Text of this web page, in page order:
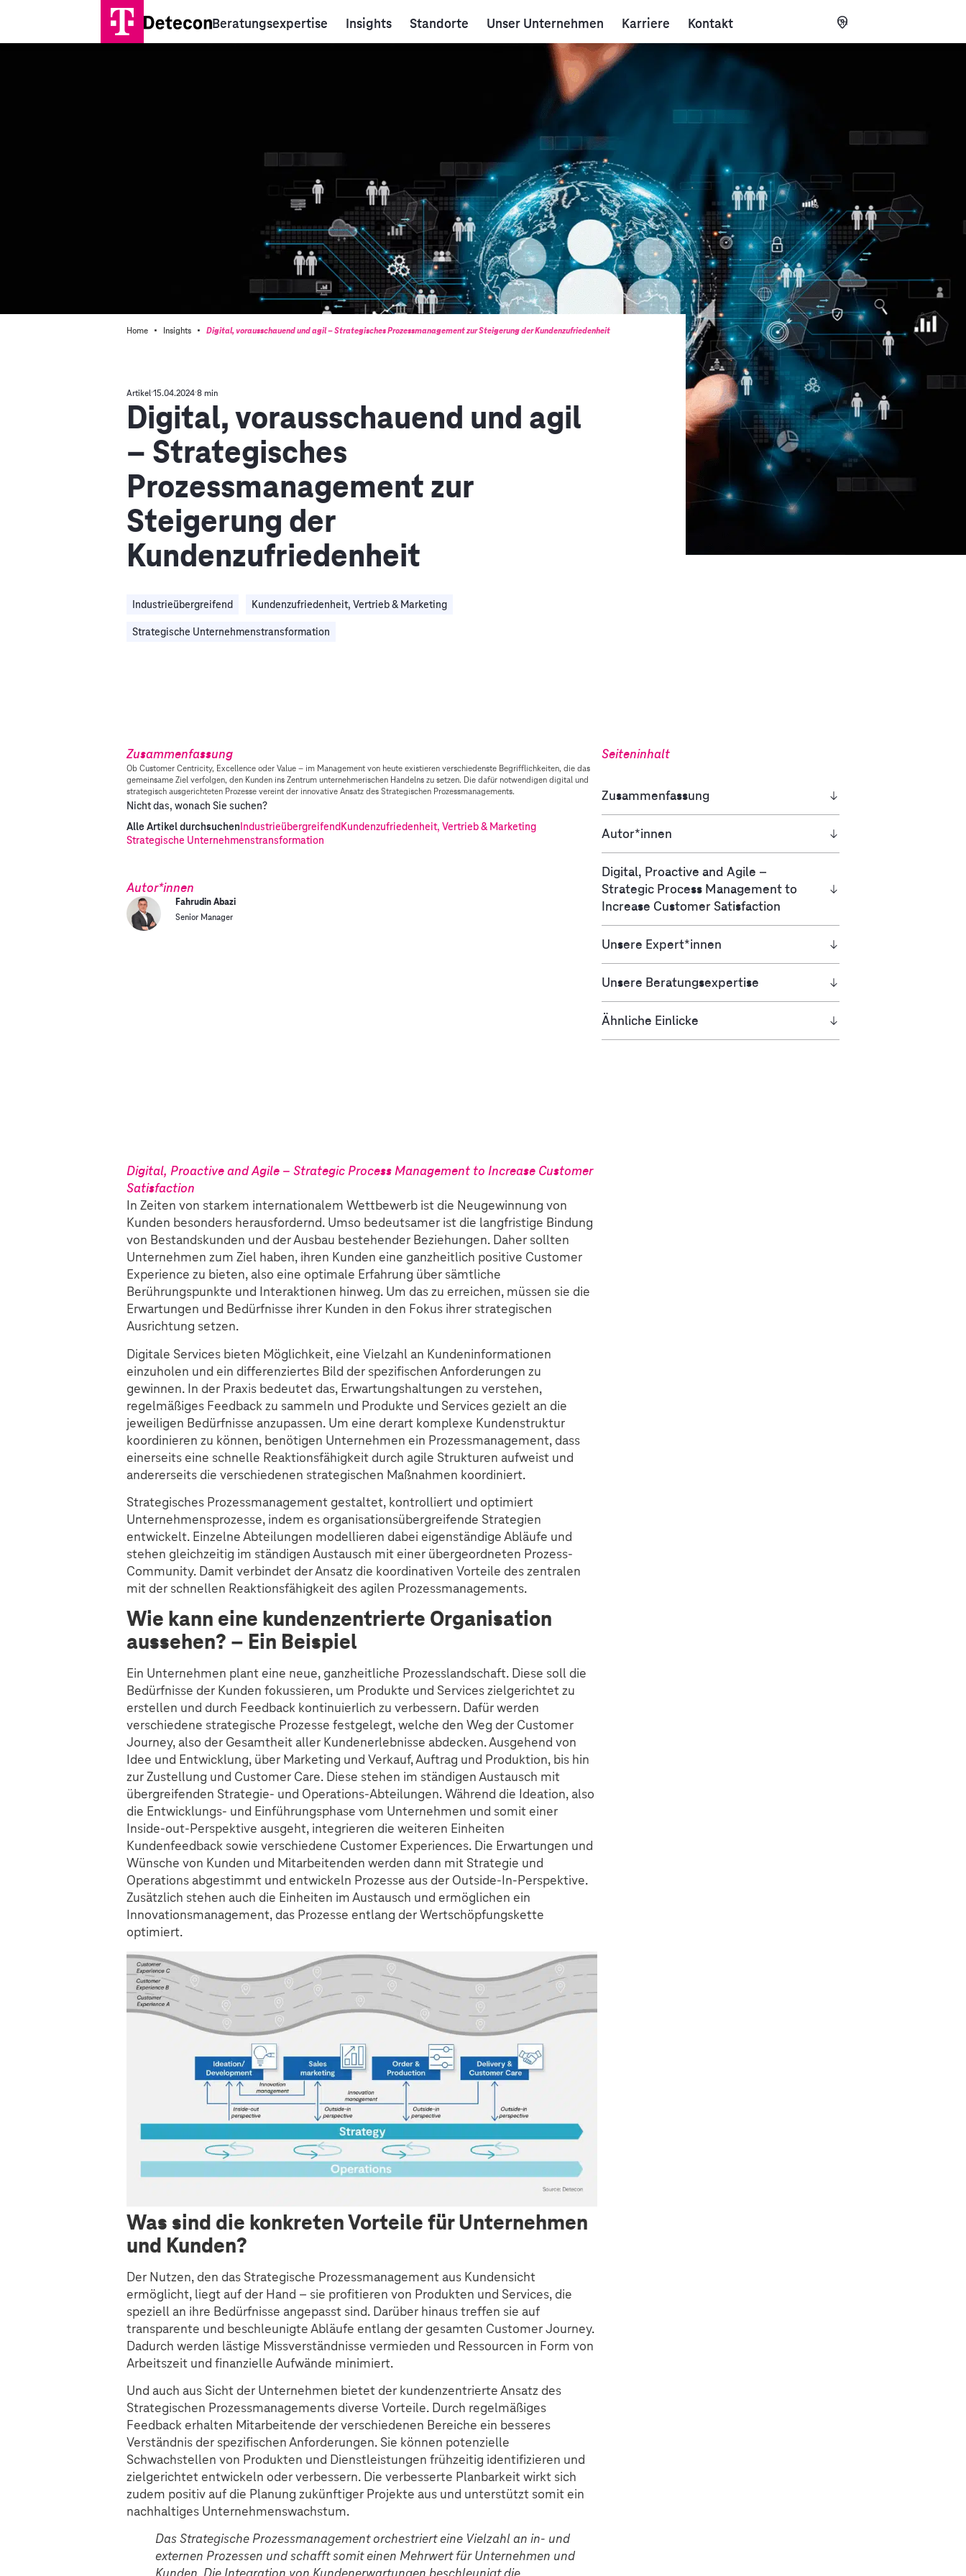
Beratungsexpertise Insights Standorte Unser Unternehmen Karriere Kontakt CH
Home · Insights · Digital, vorausschauend und agil – Strategisches Prozessmanagement zur Steigerung der Kundenzufriedenheit
Artikel 15.04.2024 8 min
Digital, vorausschauend und agil
– Strategisches
Prozessmanagement zur
Steigerung der
Kundenzufriedenheit
Industrieübergreifend Kundenzufriedenheit, Vertrieb & Marketing
Strategische Unternehmenstransformation
Zusammenfassung
Ob Customer Centricity, Excellence oder Value – im Management von heute existieren verschiedenste Begrifflichkeiten, die das
gemeinsame Ziel verfolgen, den Kunden ins Zentrum unternehmerischen Handelns zu setzen. Die dafür notwendigen digital und
strategisch ausgerichteten Prozesse vereint der innovative Ansatz des Strategischen Prozessmanagements.
Nicht das, wonach Sie suchen?
Alle Artikel durchsuchenIndustrieübergreifendKundenzufriedenheit, Vertrieb & Marketing
Strategische Unternehmenstransformation
Autor*innen
Fahrudin Abazi
Senior Manager
Seiteninhalt
Zusammenfassung
Autor*innen
Digital, Proactive and Agile –
Strategic Process Management to
Increase Customer Satisfaction
Unsere Expert*innen
Unsere Beratungsexpertise
Ähnliche Einlicke
Digital, Proactive and Agile – Strategic Process Management to Increase Customer
Satisfaction
In Zeiten von starkem internationalem Wettbewerb ist die Neugewinnung von
Kunden besonders herausfordernd. Umso bedeutsamer ist die langfristige Bindung
von Bestandskunden und der Ausbau bestehender Beziehungen. Daher sollten
Unternehmen zum Ziel haben, ihren Kunden eine ganzheitlich positive Customer
Experience zu bieten, also eine optimale Erfahrung über sämtliche
Berührungspunkte und Interaktionen hinweg. Um das zu erreichen, müssen sie die
Erwartungen und Bedürfnisse ihrer Kunden in den Fokus ihrer strategischen
Ausrichtung setzen.
Digitale Services bieten Möglichkeit, eine Vielzahl an Kundeninformationen
einzuholen und ein differenziertes Bild der spezifischen Anforderungen zu
gewinnen. In der Praxis bedeutet das, Erwartungshaltungen zu verstehen,
regelmäßiges Feedback zu sammeln und Produkte und Services gezielt an die
jeweiligen Bedürfnisse anzupassen. Um eine derart komplexe Kundenstruktur
koordinieren zu können, benötigen Unternehmen ein Prozessmanagement, dass
einerseits eine schnelle Reaktionsfähigkeit durch agile Strukturen aufweist und
andererseits die verschiedenen strategischen Maßnahmen koordiniert.
Strategisches Prozessmanagement gestaltet, kontrolliert und optimiert
Unternehmensprozesse, indem es organisationsübergreifende Strategien
entwickelt. Einzelne Abteilungen modellieren dabei eigenständige Abläufe und
stehen gleichzeitig im ständigen Austausch mit einer übergeordneten Prozess-
Community. Damit verbindet der Ansatz die koordinativen Vorteile des zentralen
mit der schnellen Reaktionsfähigkeit des agilen Prozessmanagements.
Wie kann eine kundenzentrierte Organisation
aussehen? – Ein Beispiel
Ein Unternehmen plant eine neue, ganzheitliche Prozesslandschaft. Diese soll die
Bedürfnisse der Kunden fokussieren, um Produkte und Services zielgerichtet zu
erstellen und durch Feedback kontinuierlich zu verbessern. Dafür werden
verschiedene strategische Prozesse festgelegt, welche den Weg der Customer
Journey, also der Gesamtheit aller Kundenerlebnisse abdecken. Ausgehend von
Idee und Entwicklung, über Marketing und Verkauf, Auftrag und Produktion, bis hin
zur Zustellung und Customer Care. Diese stehen im ständigen Austausch mit
übergreifenden Strategie- und Operations-Abteilungen. Während die Ideation, also
die Entwicklungs- und Einführungsphase vom Unternehmen und somit einer
Inside-out-Perspektive ausgeht, integrieren die weiteren Einheiten
Kundenfeedback sowie verschiedene Customer Experiences. Die Erwartungen und
Wünsche von Kunden und Mitarbeitenden werden dann mit Strategie und
Operations abgestimmt und entwickeln Prozesse aus der Outside-In-Perspektive.
Zusätzlich stehen auch die Einheiten im Austausch und ermöglichen ein
Innovationsmanagement, das Prozesse entlang der Wertschöpfungskette
optimiert.
Was sind die konkreten Vorteile für Unternehmen
und Kunden?
Der Nutzen, den das Strategische Prozessmanagement aus Kundensicht
ermöglicht, liegt auf der Hand – sie profitieren von Produkten und Services, die
speziell an ihre Bedürfnisse angepasst sind. Darüber hinaus treffen sie auf
transparente und beschleunigte Abläufe entlang der gesamten Customer Journey.
Dadurch werden lästige Missverständnisse vermieden und Ressourcen in Form von
Arbeitszeit und finanzielle Aufwände minimiert.
Und auch aus Sicht der Unternehmen bietet der kundenzentrierte Ansatz des
Strategischen Prozessmanagements diverse Vorteile. Durch regelmäßiges
Feedback erhalten Mitarbeitende der verschiedenen Bereiche ein besseres
Verständnis der spezifischen Anforderungen. Sie können potenzielle
Schwachstellen von Produkten und Dienstleistungen frühzeitig identifizieren und
zielgerichtet entwickeln oder verbessern. Die verbesserte Planbarkeit wirkt sich
zudem positiv auf die Planung zukünftiger Projekte aus und unterstützt somit ein
nachhaltiges Unternehmenswachstum.
Das Strategische Prozessmanagement orchestriert eine Vielzahl an in- und
externen Prozessen und schafft somit einen Mehrwert für Unternehmen und